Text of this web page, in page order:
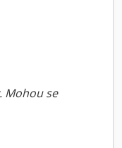
Mohou se